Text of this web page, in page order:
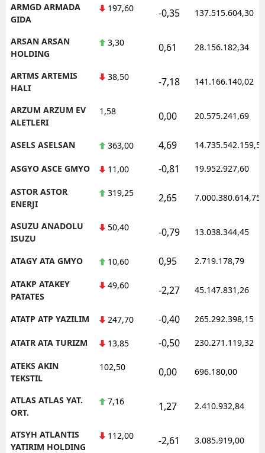
ARMGD ARMADA
GIDA
197,60 -0,35 137.515.604,30
ARSAN ARSAN
HOLDING
3,30 0,61 28.156.182,34
ARTMS ARTEMIS
HALI
38,50 -7,18 141.166.140,02
ARZUM ARZUM EV
ALETLERI
1,58 0,00 20.575.241,69
ASELS ASELSAN 363,00 4,69 14.735.542.159,50
ASGYO ASCE GMYO 11,00 -0,81 19.952.927,60
ASTOR ASTOR
ENERJI
319,25 2,65 7.000.380.614,75
ASUZU ANADOLU
ISUZU
50,40 -0,79 13.038.344,45
ATAGY ATA GMYO 10,60 0,95 2.719.178,79
ATAKP ATAKEY
PATATES
49,60 -2,27 45.147.831,26
ATATP ATP YAZILIM 247,70 -0,40 265.292.398,15
ATATR ATA TURIZM 13,85 -0,50 230.271.119,32
ATEKS AKIN
TEKSTIL
102,50 0,00 696.180,00
ATLAS ATLAS YAT.
ORT.
7,16 1,27 2.410.932,84
ATSYH ATLANTIS
YATIRIM HOLDING
112,00 -2,61 3.085.919,00